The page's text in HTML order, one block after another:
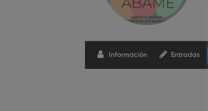
Información Entradas